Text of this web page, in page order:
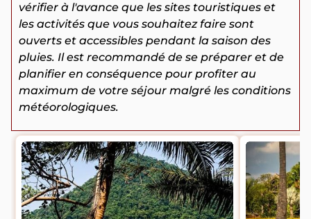
vérifier à l'avance que les sites touristiques et
les activités que vous souhaitez faire sont
ouverts et accessibles pendant la saison des
pluies. Il est recommandé de se préparer et de
planifier en conséquence pour profiter au
maximum de votre séjour malgré les conditions
météorologiques.